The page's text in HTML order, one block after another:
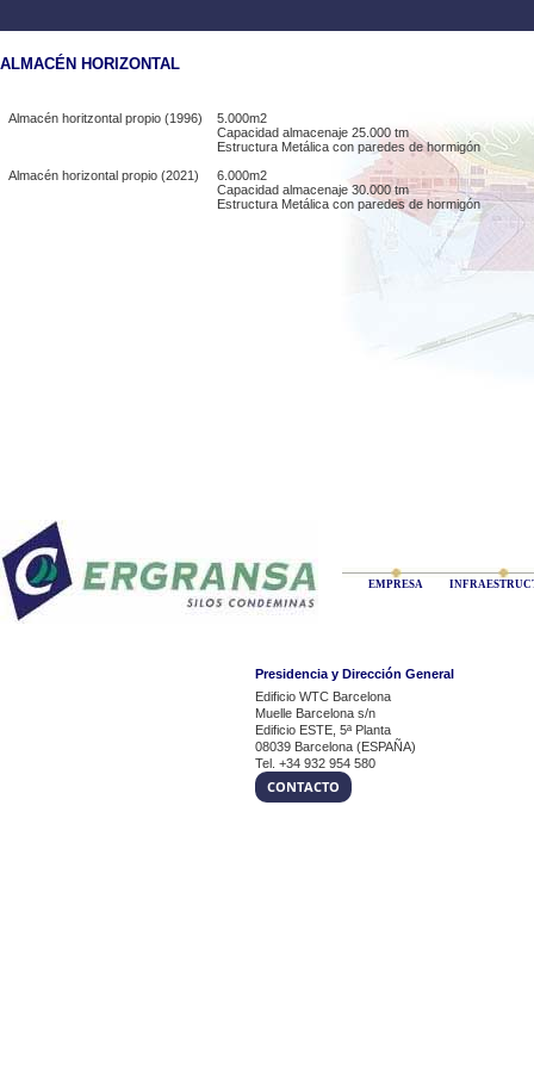
ALMACÉN HORIZONTAL
Almacén horitzontal propio (1996)
5.000m2
Capacidad almacenaje 25.000 tm
Estructura Metálica con paredes de hormigón
Almacén horizontal propio (2021)
6.000m2
Capacidad almacenaje 30.000 tm
Estructura Metálica con paredes de hormigón
EMPRESA
Presidencia y Dirección General
Edificio WTC Barcelona
Muelle Barcelona s/n
Edificio ESTE, 5ª Planta
08039 Barcelona (ESPAÑA)
Tel. +34 932 954 580
CONTACTO